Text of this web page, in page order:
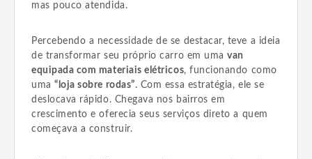
mas pouco atendida.
Percebendo a necessidade de se destacar, teve a ideia
de transformar seu próprio carro em umavan
equipada com materiais elétricos, funcionando como
uma“loja sobre rodas”. Com essa estratégia, ele se
deslocava rápido. Chegava nos bairros em
crescimento e oferecia seus serviços direto a quem
começava a construir.